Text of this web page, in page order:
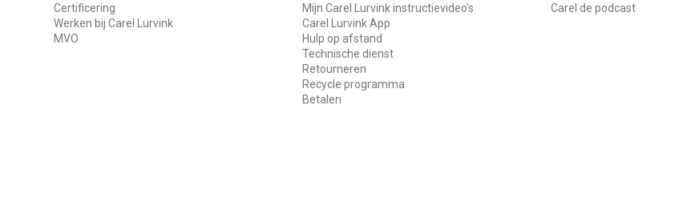
Certificering
Werken bij Carel Lurvink
MVO
Mijn Carel Lurvink instructievideo's
Carel Lurvink App
Hulp op afstand
Technische dienst
Retourneren
Recycle programma
Betalen
Carel de podcast